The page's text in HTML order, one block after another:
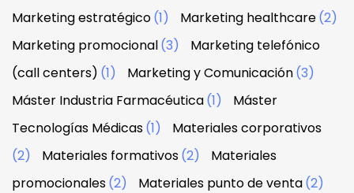
Marketing estratégico(1) Marketing healthcare(2)
Marketing promocional(3)
Marketing telefónico
(call centers) (1) Marketing y Comunicación(3)
Máster Industria Farmacéutica(1)
Máster
Tecnologías Médicas(1)
Materiales corporativos
(2)
Materiales formativos(2)
Materiales
promocionales(2) Materiales punto de venta(2)